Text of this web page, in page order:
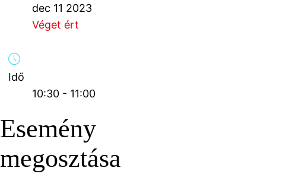
dec 11 2023
Véget ért
Idő
10:30 - 11:00
Esemény
megosztása